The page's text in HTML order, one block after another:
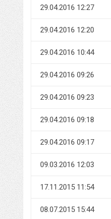
29.04.2016 12:27
29.04.2016 12:20
29.04.2016 10:44
29.04.2016 09:26
29.04.2016 09:23
29.04.2016 09:18
29.04.2016 09:17
09.03.2016 12:03
17.11.2015 11:54
08.07.2015 15:44